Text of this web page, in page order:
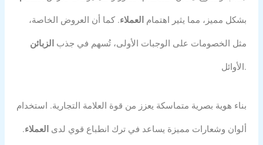
بشكل مميز، مما يثير اهتمام العملاء. كما أن العروض الخاصة،
مثل الخصومات على الوجبات الأولى، تُسهم في جذب الزبائن
الأوائل.
بناء هوية بصرية متماسكة يعزز من قوة العلامة التجارية. استخدام
ألوان وشعارات مميزة يساعد في ترك انطباع قوي لدى العملاء.